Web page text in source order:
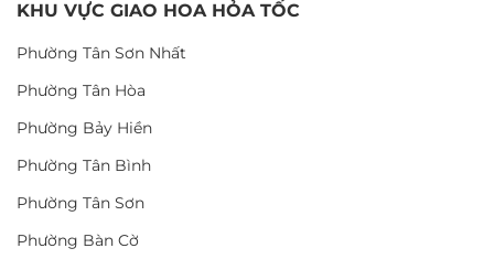
KHU VỰC GIAO HOA HỎA TỐC
Phường Tân Sơn Nhất
Phường Tân Hòa
Phường Bảy Hiền
Phường Tân Bình
Phường Tân Sơn
Phường Bàn Cờ